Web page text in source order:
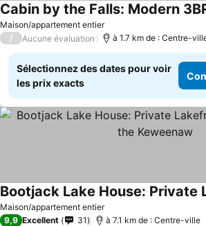
Maison/appartement entier
/ Aucune évaluation à 1.7 km de : Centre-
Sélectionnez des dates pour voir
les prix exacts
Maison/appartement entier
9,9 Excellent 31 à 7.1 km de : Centre-ville